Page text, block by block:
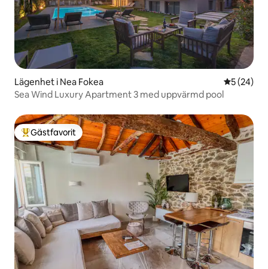
Lägenhet i Nea Fokea 5 av 5 i
5 (24)
Sea Wind Luxury Apartment 3 med uppvärmd pool
Populär gästfavorit
Gästfavorit